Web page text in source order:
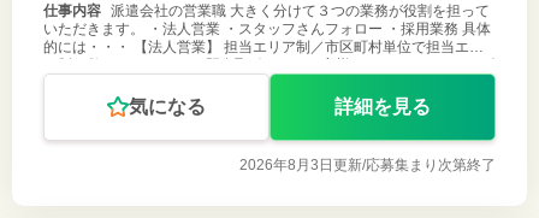
仕事内容 派遣会社の営業職 大きく分けて３つの業務が役割を担って
いただきます。 ・法人営業 ・スタッフさんフォロー ・採用業務 具体
的には・・・ 【法人営業】 担当エリア制／市区町村単位で担当エリ
気になる 詳細を見る
2026年8月3日更新/応募集まり次第終了